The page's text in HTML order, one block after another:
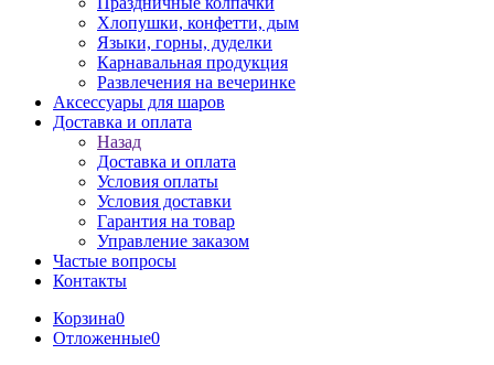
Хлопушки, конфетти, дым
Языки, горны, дуделки
Карнавальная продукция
Развлечения на вечеринке
Аксессуары для шаров
Доставка и оплата
Назад
Доставка и оплата
Условия оплаты
Условия доставки
Гарантия на товар
Управление заказом
Частые вопросы
Контакты
Корзина0
Отложенные0